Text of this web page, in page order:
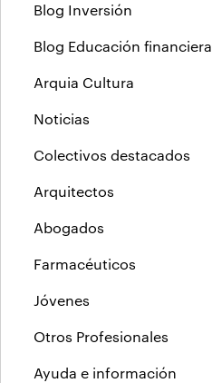
Blog Inversión
Blog Educación financiera
Arquia Cultura
Noticias
Colectivos destacados
Arquitectos
Abogados
Farmacéuticos
Jóvenes
Otros Profesionales
Ayuda e información